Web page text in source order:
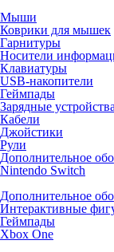
Мыши
Коврики для мышек
Гарнитуры
Носители
Клавиатуры
USB-накопители
Геймпады
Зарядные устройства
Кабели
Джойстики
Рули
Дополнительное
Nintendo Switch
Дополнительное
Интерактивные
Геймпады
Xbox One